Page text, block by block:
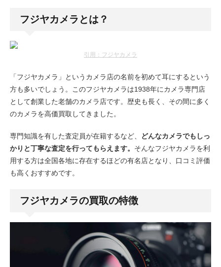
フジヤカメラとは？
引用：フジヤカメラ
「フジヤカメラ」というカメラ店の名前を初めて耳にするという
方も多いでしょう。このフジヤカメラは1938年にカメラ専門店
として創業した老舗のカメラ店です。歴史も長く、その間に多く
のカメラを高価買取してきました。
専門知識を有した査定員が在籍するなど、
どんなカメラでもしっ
かりと丁寧な査定を行ってもらえます。 そんなフジヤカメラを利
用する方は全国各地に存在するほどの有名店となり、口コミ評価
も高くおすすめです。
フジヤカメラの買取の特徴